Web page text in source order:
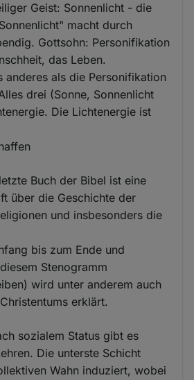
Geist: Sonnenlicht - die
macht durch
Gottsohn: Personifikation
das Leben.
anderes als die Personifikation
drei (Sonne, Sonnenlicht
Die Lichtenergie ist
Buch der Bibel ist eine
über die Geschichte der
und insbesonders die
bis zum Ende und
Stenogramm
wird unter anderem auch
erklärt.
sozialem Status gibt es
Die unterste Schicht
Wahn induziert, wobei